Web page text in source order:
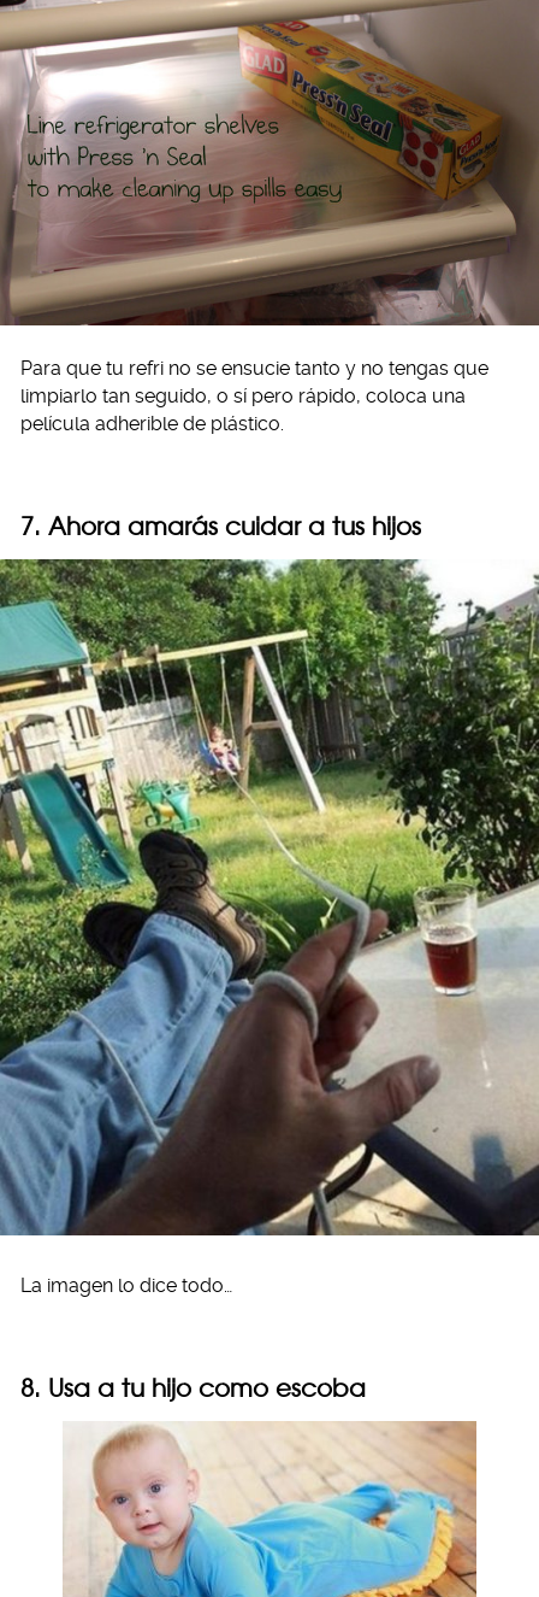
Para que tu refri no se ensucie tanto y no tengas que
limpiarlo tan seguido, o sí pero rápido, coloca una
película adherible de plástico.
7. Ahora amarás cuidar a tus hijos
La imagen lo dice todo…
8. Usa a tu hijo como escoba